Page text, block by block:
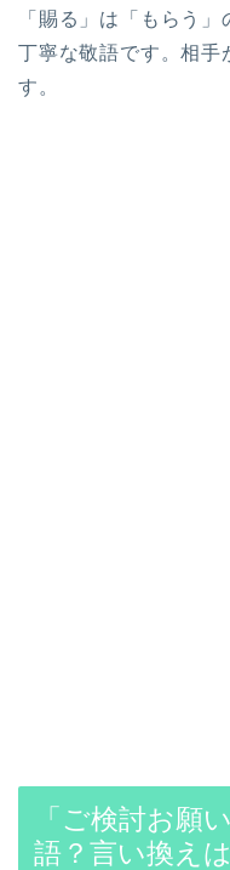
「賜る」は「もらう
丁寧な敬語です。相手
す。
「ご検討お願
語？言い換え